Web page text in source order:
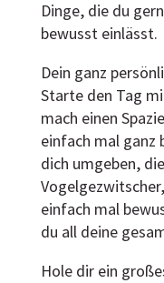
Dinge, die du
bewusst einlässt.
Dein ganz
Starte den Tag
mach einen
einfach mal ganz
dich umgeben,
einfach mal
du all deine
Hole dir ein